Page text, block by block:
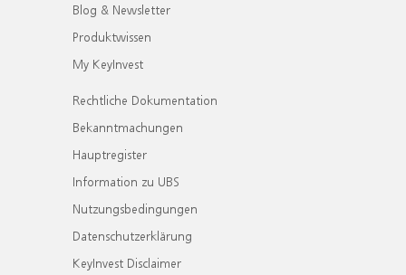
Blog & Newsletter
Produktwissen
My KeyInvest
Rechtliche Dokumentation
Bekanntmachungen
Hauptregister
Information zu UBS
Nutzungsbedingungen
Datenschutzerklärung
KeyInvest Disclaimer